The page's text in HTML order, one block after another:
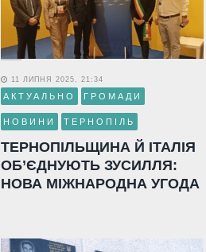
11 ЛИПНЯ 2025, 21:34
АКТУАЛЬНО ГРОМАДИ
НОВИНИ ТЕРНОПІЛЬ
ТЕРНОПІЛЬЩИНА Й ІТАЛІЯ
ОБ’ЄДНУЮТЬ ЗУСИЛЛЯ:
НОВА МІЖНАРОДНА УГОДА